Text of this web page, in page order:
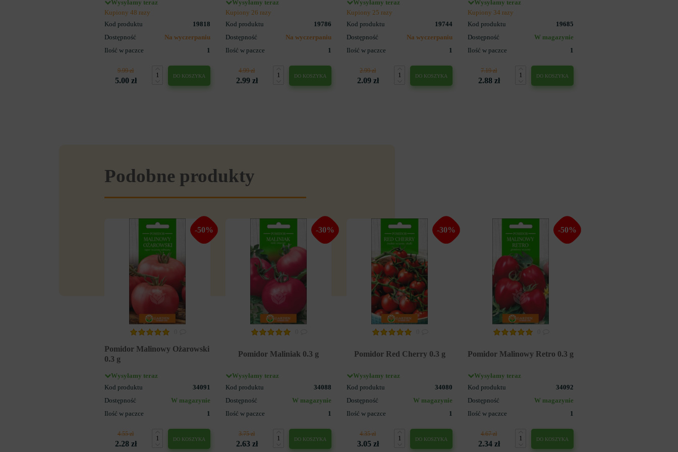
Wysyłamy teraz
Kupiony 48 razy
Kod produktu
19818
Dostępność
Na wyczerpaniu
Ilość w paczce
1
9.99 zł
5.00 zł
DO KOSZYKA
Wysyłamy teraz
Kupiony 26 razy
Kod produktu
19786
Dostępność
Na wyczerpaniu
Ilość w paczce
1
4.99 zł
2.99 zł
DO KOSZYKA
Wysyłamy teraz
Kupiony 25 razy
Kod produktu
19744
Dostępność
Na wyczerpaniu
Ilość w paczce
1
2.99 zł
2.09 zł
DO KOSZYKA
Wysyłamy teraz
Kupiony 34 razy
Kod produktu
19685
Dostępność
W magazynie
Ilość w paczce
1
7.19 zł
2.88 zł
DO KOSZYKA
Podobne produkty
-50%
Pomidor Malinowy Ożarowski
0.3 g
Wysyłamy teraz
Kod produktu
34091
Dostępność
W magazynie
Ilość w paczce
1
4.55 zł
2.28 zł
DO KOSZYKA
-30%
Pomidor Maliniak 0.3 g
Wysyłamy teraz
Kod produktu
34088
Dostępność
W magazynie
Ilość w paczce
1
3.75 zł
2.63 zł
DO KOSZYKA
-30%
Pomidor Red Cherry 0.3 g
Wysyłamy teraz
Kod produktu
34080
Dostępność
W magazynie
Ilość w paczce
1
4.35 zł
3.05 zł
DO KOSZYKA
-50%
Pomidor Malinowy Retro 0.3 g
Wysyłamy teraz
Kod produktu
34092
Dostępność
W magazynie
Ilość w paczce
1
4.67 zł
2.34 zł
DO KOSZYKA